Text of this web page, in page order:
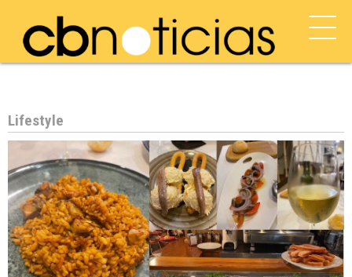
Lifestyle